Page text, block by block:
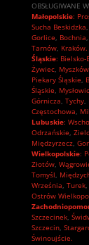
OBSŁUGIWANE
Małopolskie:
Sucha Beskidzka,
Gorlice, Bochnia,
Tarnów, Kraków.
Śląskie: Bielsko-
Żywiec, Myszków
Piekary Śląskie,
Śląskie,
Górnicza, Tychy,
Częstochowa,
Lubuskie:
Odrzańskie,
Międzyrzecz,
Wielkopolskie:
Złotów,
Tomyśl,
Września, Turek,
Ostrów
Szczecinek,
Szczecin,
Świnoujście.